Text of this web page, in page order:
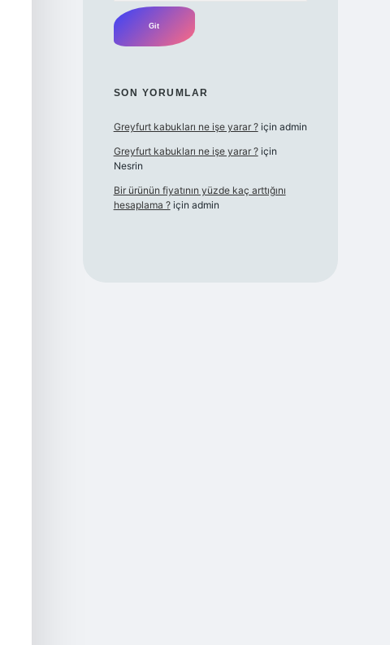
SON YORUMLAR
Greyfurt kabukları ne işe yarar ?için admin
Greyfurt kabukları ne işe yarar ?için
Nesrin
Bir ürünün fiyatının yüzde kaç arttığını
hesaplama ?için admin